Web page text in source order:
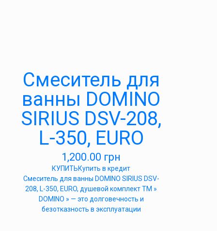
Смеситель для
ванны DOMINO
SIRIUS DSV-208,
L-350, EURO
1,200.00 грн
КУПИТЬКупить в кредит
Cмеситель для ванны DOMINO SIRIUS DSV-
208, L-350, EURO, душевой комплект ТМ »
DOMINO » — это долговечность и
безотказность в эксплуатации